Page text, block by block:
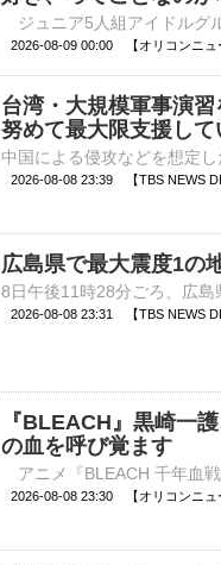
2026-08-09 00:00 【オリコンニュ
台湾・大規模軍事演
努めて最大限支援して
2026-08-08 23:39 【TBS NEWS
広島県で最大震度1
2026-08-08 23:31 【TBS NEWS
『BLEACH』黒崎一
の血を呼び覚ます
2026-08-08 23:30 【オリコンニュ